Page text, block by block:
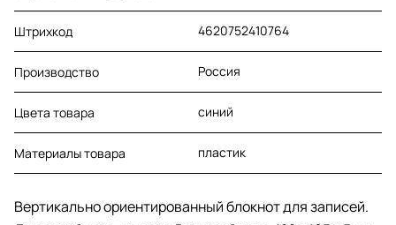
Штрихкод 4620752410764
Производство Россия
Цвета товара синий
Материалы товара пластик
Вертикально ориентированный блокнот для записей.